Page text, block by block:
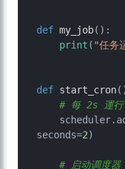
def my_job():
print ( "任务
def start_cron
# 每 2s 運行
seconds=2)
# 启动调度器